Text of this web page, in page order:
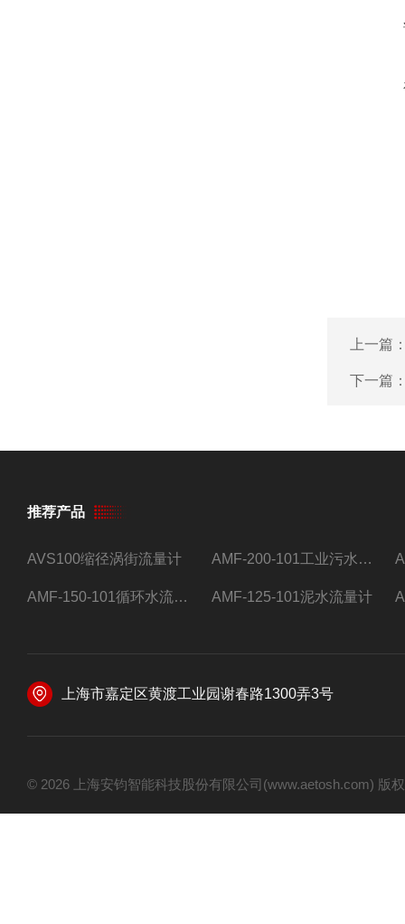
上一篇
下一篇
推荐产品
AVS100缩径涡街流量计 AMF-200-101工业污水流量计
AMF-150-101循环水流量计,电磁流量计 AMF-125-101泥水流量计
上海市嘉定区黄渡工业园谢春路1300弄3号
© 2026 上海安钧智能科技股份有限公司(www.aetosh.com)